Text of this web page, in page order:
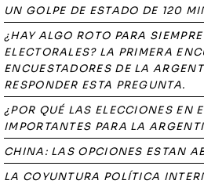
UN GOLPE DE ESTADO DE 120
¿HAY ALGO ROTO PARA
ELECTORALES? LA PRIMERA
ENCUESTADORES DE LA
RESPONDER ESTA PREGUNTA.
¿POR QUÉ LAS ELECCIONES EN
IMPORTANTES PARA LA
CHINA: LAS OPCIONES ESTAN
LA COYUNTURA POLÍTICA